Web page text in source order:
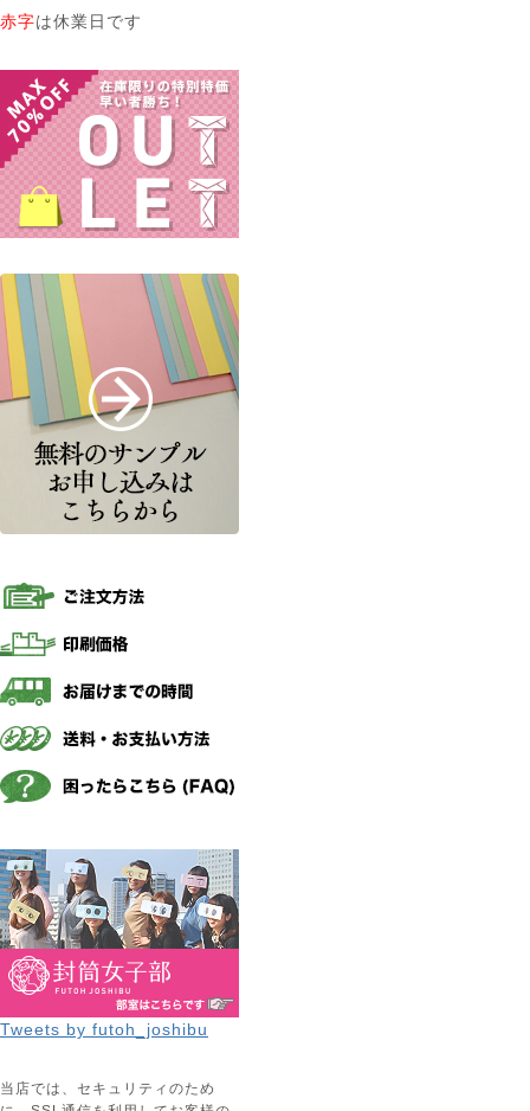
赤字は休業日です
Tweets by futoh_joshibu
当店では、セキュリティのため